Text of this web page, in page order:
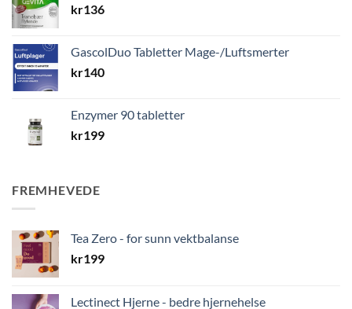
kr136
GascolDuo Tabletter Mage-/Luftsmerter
kr140
Enzymer 90 tabletter
kr199
FREMHEVEDE
Tea Zero - for sunn vektbalanse
kr199
Lectinect Hjerne - bedre hjernehelse